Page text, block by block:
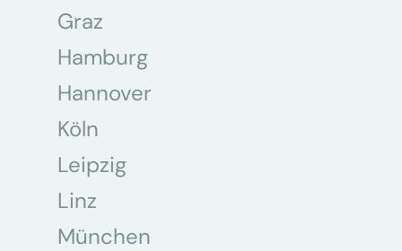
Graz
Hamburg
Hannover
Köln
Leipzig
Linz
München